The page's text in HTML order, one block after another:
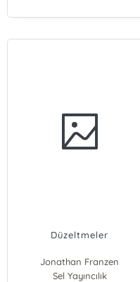
Düzeltmeler
Jonathan Franzen
Sel Yayıncılık